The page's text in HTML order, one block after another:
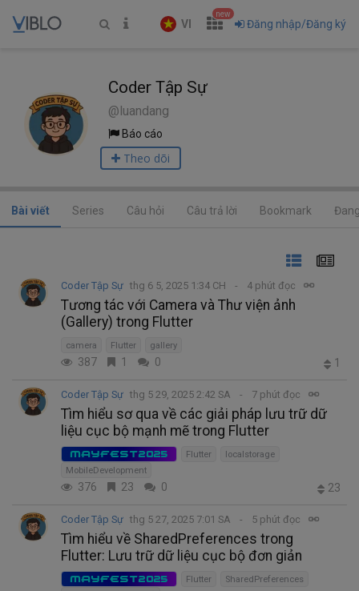
VI
new
Đăng nhập/Đăng ký
Coder Tập Sự
@luandang
Báo cáo
Theo dõi
Bài viết Series Câu hỏi Câu trả lời Bookmark
Coder Tập Sự thg 6 5, 2025 1:34 CH 4 phút đọc
Tương tác với Camera và Thư viện ảnh
(Gallery) trong Flutter
camera Flutter gallery
387 1 0 1
Coder Tập Sự thg 5 29, 2025 2:42 SA 7 phút đọc
Tìm hiểu sơ qua về các giải pháp lưu trữ dữ
liệu cục bộ mạnh mẽ trong Flutter
MAYFEST2025 Flutter
localstorage
MobileDevelopment
376 23 0 23
Coder Tập Sự thg 5 27, 2025 7:01 SA 5 phút đọc
Tìm hiểu về SharedPreferences trong
Flutter: Lưu trữ dữ liệu cục bộ đơn giản
MAYFEST2025 Flutter
SharedPreferences